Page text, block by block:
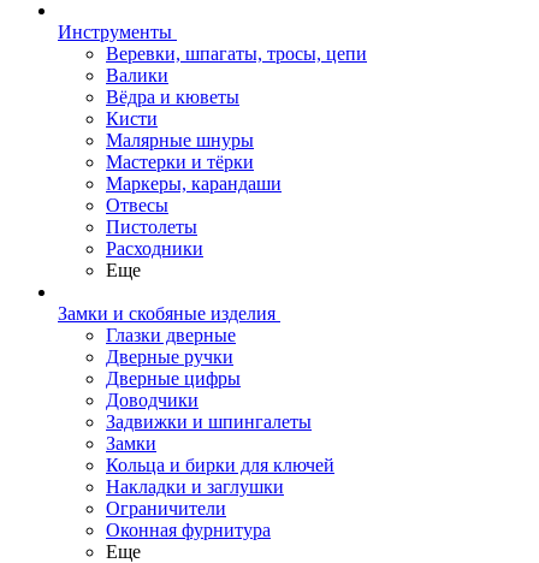
Инструменты
Веревки, шпагаты, тросы, цепи
Валики
Вёдра и кюветы
Кисти
Малярные шнуры
Мастерки и тёрки
Маркеры, карандаши
Отвесы
Пистолеты
Расходники
Еще
Замки и скобяные изделия
Глазки дверные
Дверные ручки
Дверные цифры
Доводчики
Задвижки и шпингалеты
Замки
Кольца и бирки для ключей
Накладки и заглушки
Ограничители
Оконная фурнитура
Еще